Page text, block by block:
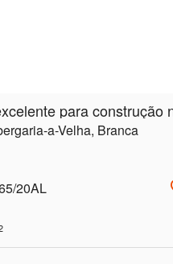
a-Velha, Branca
20AL